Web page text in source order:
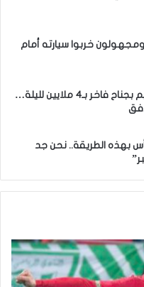
خربوا سيارته أمام
زياش يتقاضى 200 مليون شهريا ويقيم بجناح فاخر بـ4 ملايين لليلة…
بهذه الطريقة.. نحن جد